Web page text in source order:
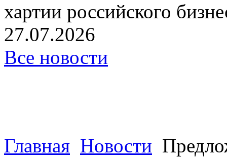
хартии российского
27.07.2026
Все новости
Главная Новости